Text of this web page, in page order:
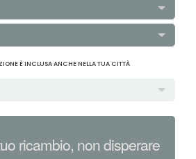
È INCLUSA ANCHE NELLA TUA CITTÀ
ricambio, non disperare